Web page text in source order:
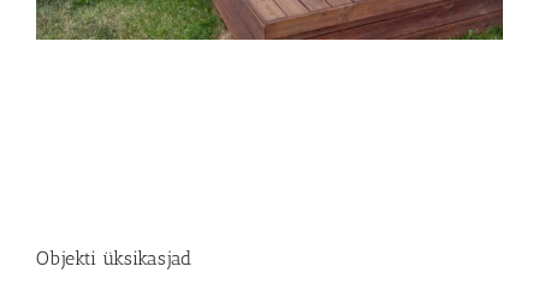
Objekti üksikasjad